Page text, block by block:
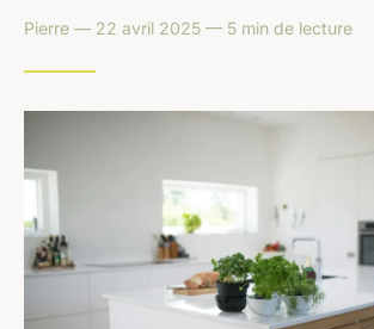
Pierre — 22 avril 2025 — 5 min de lecture